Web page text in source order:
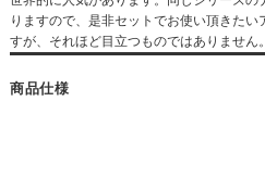
りますので、是非セットでお使い頂きたい
すが、それほど目立つものではありません。
商品仕様